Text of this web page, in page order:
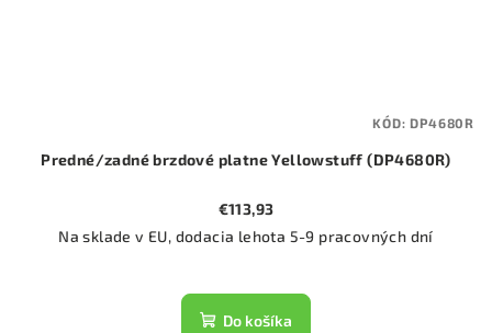
Predné/zadné brzdové platne Yellowstuff (DP4680R)
€113,93
Na sklade v EU, dodacia lehota 5-9 pracovných dní
Do košíka
KÓD:DP4680R